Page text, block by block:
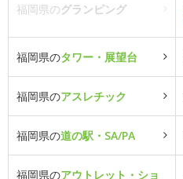
福岡県のグランピング
福岡県のタワー・展望台
福岡県のアスレチック
福岡県の道の駅・SA/PA
福岡県のアウトレット・ショ